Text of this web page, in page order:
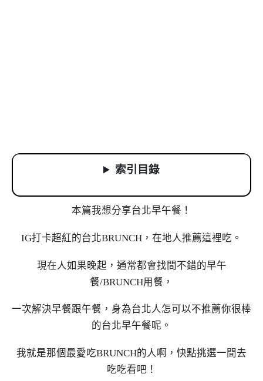
索引目錄
本篇我想分享台北早午餐！
IG打卡超紅的台北BRUNCH，在地人推薦這裡吃。
現在人如果晚起，通常都會找間不錯的早午
餐/BRUNCH用餐，
一次解決早餐跟午餐，身為台北人怎可以不推薦你很棒
的台北早午餐呢。
我就是那個最愛吃BRUNCH的人啊，快點挑選一間去
吃吃看吧！